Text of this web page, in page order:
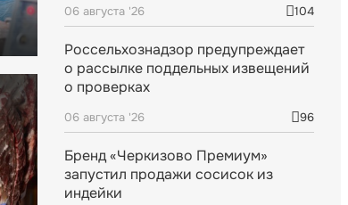
06 августа '26 104
Россельхознадзор предупреждает
о рассылке поддельных извещений
о проверках
06 августа '26 96
Бренд «Черкизово Премиум»
запустил продажи сосисок из
индейки